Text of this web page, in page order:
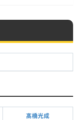
髙橋光成